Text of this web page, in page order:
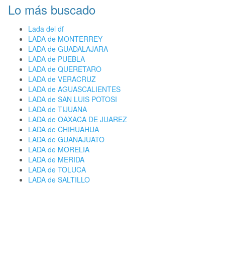
Lo más buscado
Lada del df
LADA de MONTERREY
LADA de GUADALAJARA
LADA de PUEBLA
LADA de QUERETARO
LADA de VERACRUZ
LADA de AGUASCALIENTES
LADA de SAN LUIS POTOSI
LADA de TIJUANA
LADA de OAXACA DE JUAREZ
LADA de CHIHUAHUA
LADA de GUANAJUATO
LADA de MORELIA
LADA de MERIDA
LADA de TOLUCA
LADA de SALTILLO